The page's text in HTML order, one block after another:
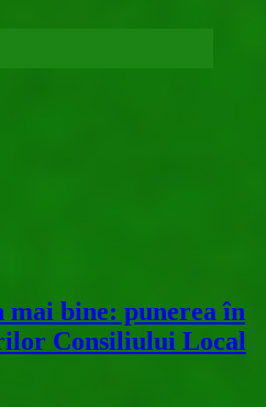
mai bine: punerea în
Consiliului Local